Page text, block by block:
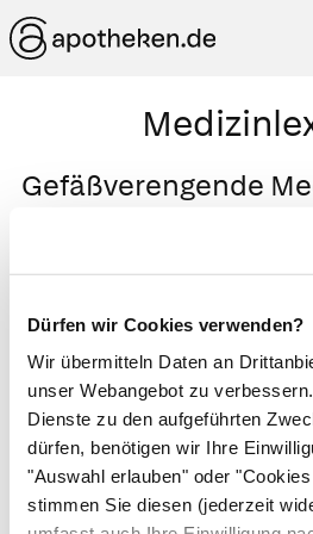
Dürfen wir Cookies verwenden?
Wir übermitteln Daten an
unser Webangebot zu
Dienste zu den aufgeführten
dürfen, benötigen wir Ihre
"Auswahl erlauben" oder
stimmen Sie diesen (jederzeit
Gefäßverengende
Medikamente, welche die
Otriven®),Tramazolin(
Oxymetazolin (Nasivin®)
Schnupfennasen zum
verbessern so die
länger als sieben Tage
weil sie sonst die